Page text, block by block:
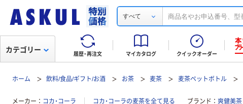
すべて
履歴・再注文 マイカタログ クイックオーダー
カテゴリー
ホーム 飲料/食品/ギフト/お酒 お茶 麦茶 麦茶ペットボトル
メーカー コカ・コーラ コカ・コーラの麦茶を全て見る ブランド 爽健美茶